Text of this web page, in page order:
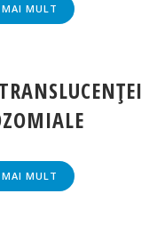
MULT
MULT